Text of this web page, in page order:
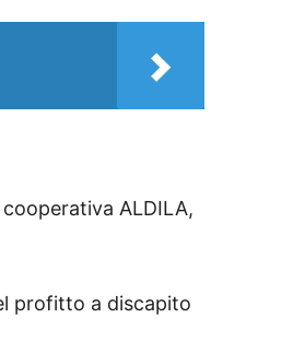
ALDILA,
profitto a discapito